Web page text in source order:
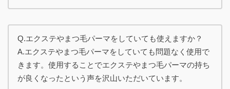
Q.エクステやまつ毛パーマをしていても使えますか？
A.エクステやまつ毛パーマをしていても問題なく使用で
きます。使用することでエクステやまつ毛パーマの持ち
が良くなったという声を沢山いただいています。